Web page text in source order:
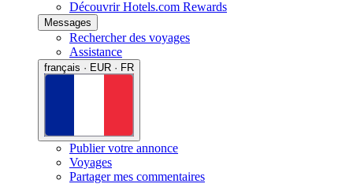
Découvrir Hotels.com Rewards
Messages
Rechercher des voyages
Assistance
français · EUR · FR
Publier votre annonce
Voyages
Partager mes commentaires